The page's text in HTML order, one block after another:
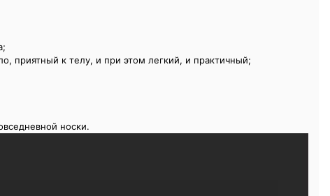
приятный к телу, и при этом легкий, и практичный;
носки.